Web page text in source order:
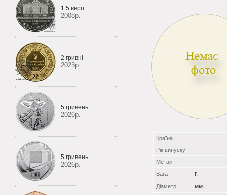
1.5 євро
2008р.
2 гривні
2023р.
5 гривень
2026р.
5 гривень
2026р.
Країна
Рік випуску
Метал
Вага
г.
Діаметр мм.